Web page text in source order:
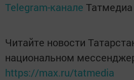
Telegram-канале Татмедиа
Читайте новости
национальном
https://max.ru/tatmedia